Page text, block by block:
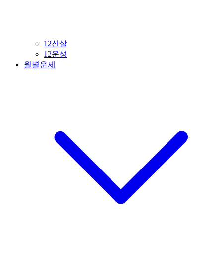
12신살
12운성
월별운세